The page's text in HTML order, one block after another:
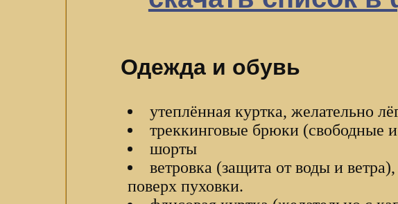
Одежда и обувь
утеплённая куртка, желательно
треккинговые брюки (свободные
шорты
ветровка (защита от воды и
поверх пуховки.